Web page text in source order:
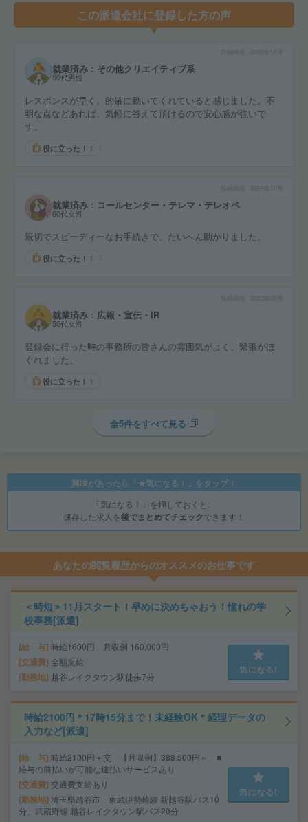
この派遣会社に登録した方の声
2024年10月
就業済み：その他クリエイティブ系
50代男性
レスポンスが早く、的確に動いてくれていると感じました。不
明な点などあれば、気軽に答えて頂けるので安心感が強いで
す。
役に立った！ 1
2024年10月
就業済み：コールセンター・テレマ・テレオペ
60代女性
親切でスピーディーなお手続きで、たいへん助かりました。
役に立った！ 1
就業済み：広報・宣伝・IR
50代女性
登録会に行った時の事務所の皆さんの雰囲気がよく、緊張がほ
ぐれました。
役に立った！ 1
全5件をすべて見る
興味があったら「★気になる！」をタップ！
「気になる！」を押しておくと、
保存した求人を後でまとめてチェックできます！
あなたの閲覧履歴からのオススメのお仕事です
＜時短＞11月スタート！早めに決めちゃおう！憧れの学
校事務[派遣]
給 与 時給1600円 月収例 160,000円
交通費 全額支給
勤務地 越谷レイクタウン駅徒歩7分
気になる!
時給2100円＊17時15分まで！未経験OK＊経理データの
入力など[派遣]
給 与 時給2100円＋交 【月収例】388,500円～ ■
給与の前払いが可能な速払いサービスあり
交通費 交通費支給あり
勤務地 埼玉県越谷市 東武伊勢崎線 新越谷駅バス10
分、武蔵野線 越谷レイクタウン駅バス20分
気になる!